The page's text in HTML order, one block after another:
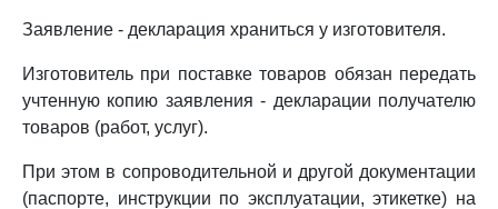
Заявление - декларация храниться у изготовителя.
Изготовитель при поставке товаров обязан передать
учтенную копию заявления - декларации получателю
товаров (работ, услуг).
При этом в сопроводительной и другой документации
(паспорте, инструкции по эксплуатации, этикетке) на